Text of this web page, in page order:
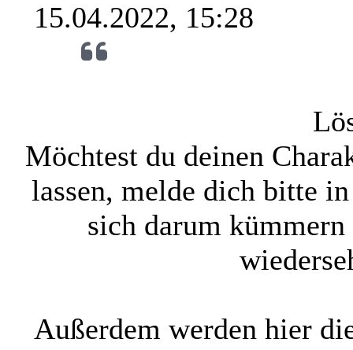
15.04.2022, 15:28
Möchtest du deinen
lassen, melde dich bitte
sich darum
Außerdem werden hier